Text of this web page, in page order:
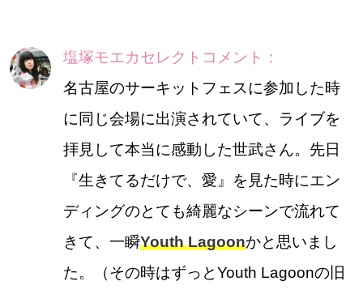
塩塚モエカセレクトコメント：
名古屋のサーキットフェスに参加した時
に同じ会場に出演されていて、ライブを
拝見して本当に感動した世武さん。先日
『生きてるだけで、愛』を見た時にエン
ディングのとても綺麗なシーンで流れて
きて、一瞬Youth Lagoonかと思いまし
た。（その時はずっとYouth Lagoonの旧